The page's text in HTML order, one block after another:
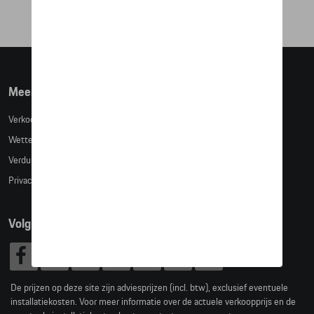
Meer info
Verkoopsvoorwaarden
Wettelijke bepalingen
Verduidelijking kledingmaten
Privacybeleid
Volg Ons
De prijzen op deze site zijn adviesprijzen (incl. btw), exclusief eventuele
installatiekosten. Voor meer informatie over de actuele verkoopprijs en de